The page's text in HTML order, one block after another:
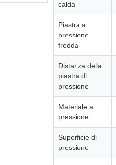
calda
Piastra a
pressione
fredda
Distanza della
piastra di
pressione
Materiale a
pressione
Superficie di
pressione